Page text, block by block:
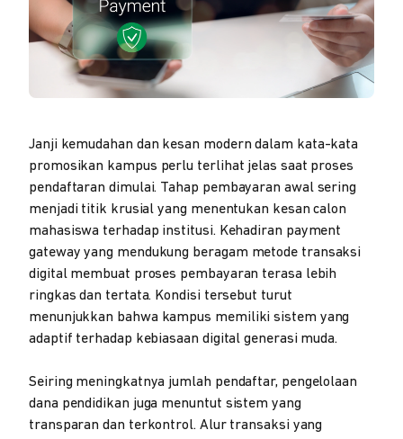
Janji kemudahan dan kesan modern dalam kata-kata
promosikan kampus perlu terlihat jelas saat proses
pendaftaran dimulai. Tahap pembayaran awal sering
menjadi titik krusial yang menentukan kesan calon
mahasiswa terhadap institusi. Kehadiran payment
gateway yang mendukung beragam metode transaksi
digital membuat proses pembayaran terasa lebih
ringkas dan tertata. Kondisi tersebut turut
menunjukkan bahwa kampus memiliki sistem yang
adaptif terhadap kebiasaan digital generasi muda.
Seiring meningkatnya jumlah pendaftar, pengelolaan
dana pendidikan juga menuntut sistem yang
transparan dan terkontrol. Alur transaksi yang